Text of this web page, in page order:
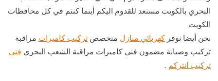
البحري بالكويت مستعد للقدوم اليكم أينما كنتم في كل محافظات
الكويت
نحن أيضا نوفر كهربائي منازل متخصص تركيب كاميرات مراقبة
تركيب وصيانة مضمون فني كاميرات مراقبة الشعب البحري فني
تركيب انتركم .